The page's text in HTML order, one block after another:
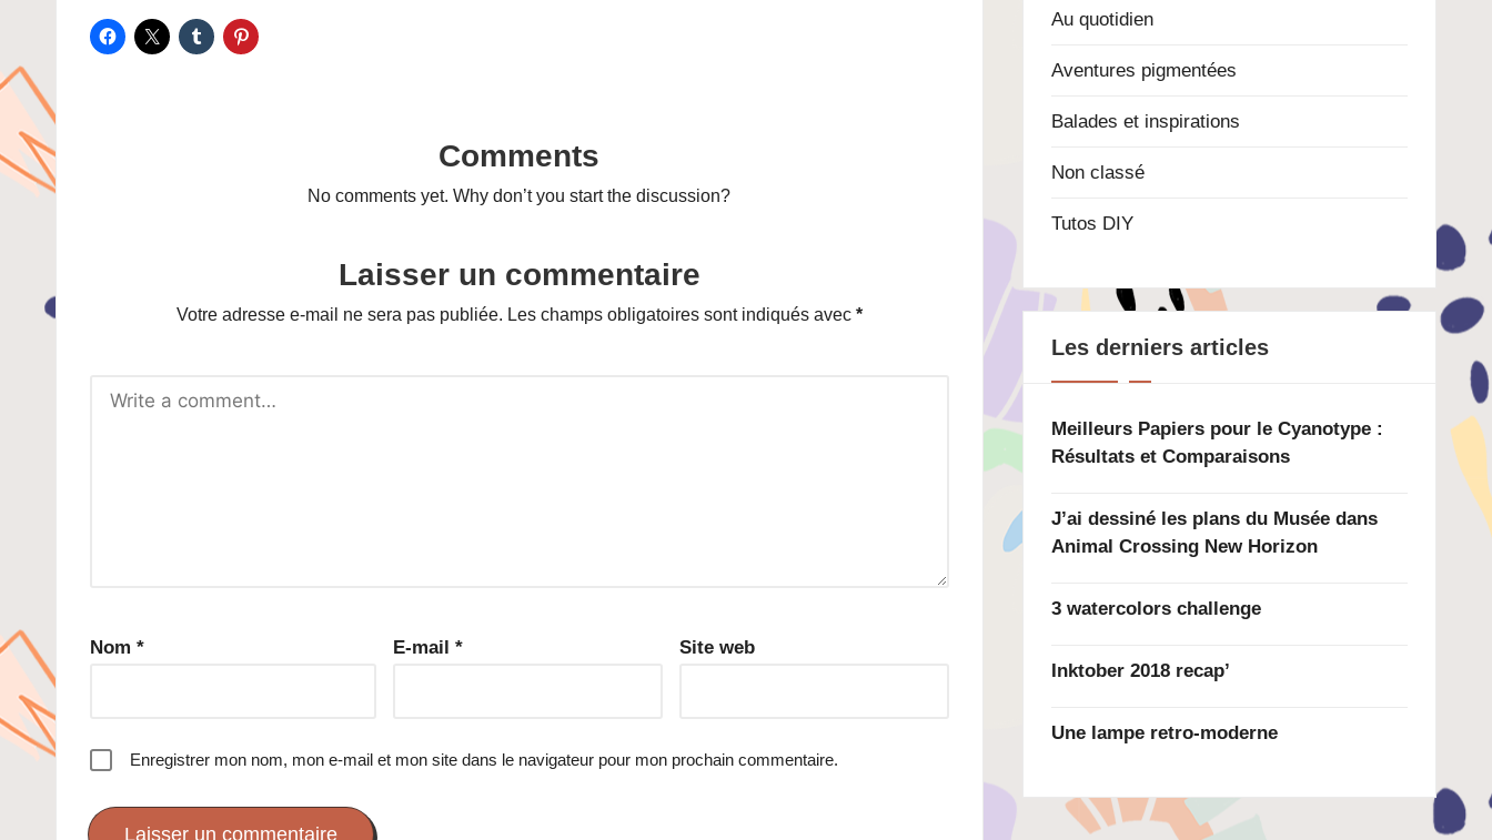
Comments
No comments yet. Why don’t you start the discussion?
Laisser un commentaire
Votre adresse e-mail ne sera pas publiée. Les champs obligatoires sont indiqués avec *
Nom * E-mail * Site web
Enregistrer mon nom, mon e-mail et mon site dans le navigateur pour mon prochain commentaire.
Au quotidien
Aventures pigmentées
Balades et inspirations
Non classé
Tutos DIY
Les derniers articles
Meilleurs Papiers pour le Cyanotype :
Résultats et Comparaisons
J’ai dessiné les plans du Musée dans
Animal Crossing New Horizon
3 watercolors challenge
Inktober 2018 recap’
Une lampe retro-moderne